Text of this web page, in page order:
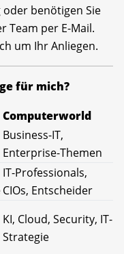
oder benötigen Sie
Team per E-Mail.
um Ihr Anliegen.
für mich?
Computerworld
Business-IT,
Enterprise-Themen
IT-Professionals,
CIOs, Entscheider
KI, Cloud, Security, IT-
Strategie